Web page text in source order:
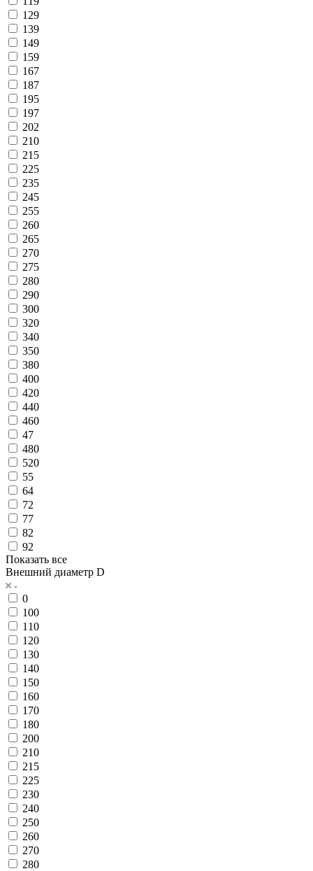
129
139
149
159
167
187
195
197
202
210
215
225
235
245
255
260
265
270
275
280
290
300
320
340
350
380
400
420
440
460
47
480
520
55
64
72
77
82
92
Показать все
Внешний диаметр D
0
100
110
120
130
140
150
160
170
180
200
210
215
225
230
240
250
260
270
280